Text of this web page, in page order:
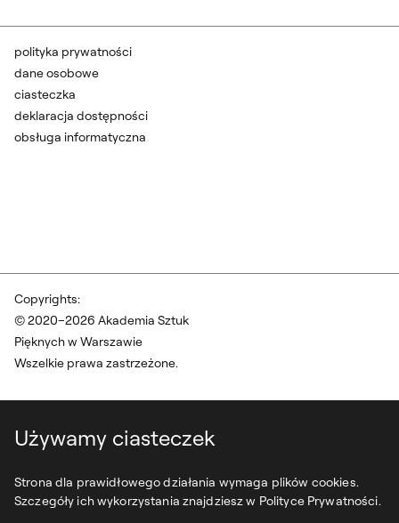
Używamy ciasteczek
Strona dla prawidłowego działania wymaga plików cookies.
Szczegóły ich wykorzystania znajdziesz w Polityce Prywatności.
Copyrights:
© 2020–2026 Akademia Sztuk
Pięknych w Warszawie
Wszelkie prawa zastrzeżone.
polityka prywatności
dane osobowe
ciasteczka
deklaracja dostępności
obsługa informatyczna